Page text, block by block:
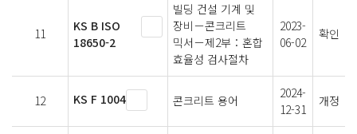
11
KS B ISO
18650-2
빌딩 건설 기계 및
장비－콘크리트
믹서－제2부：혼합
효율성 검사절차
2023-
06-02
확인
12 KS F 1004 콘크리트 용어
2024-
12-31
개정